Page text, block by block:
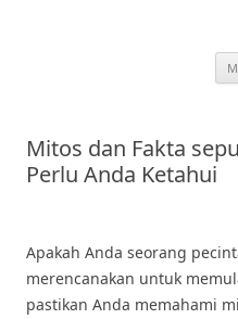
Mitos dan Fakta
Perlu Anda Ketahui
Apakah Anda seorang
merencanakan untuk
pastikan Anda memahami